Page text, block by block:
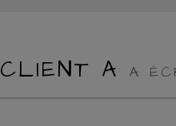
CLIENT A A